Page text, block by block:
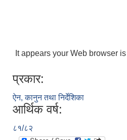
It appears your Web browser
प्रकार:
ऐन, कानुन तथा निर्देशिका
आर्थिक वर्ष:
८१/८२